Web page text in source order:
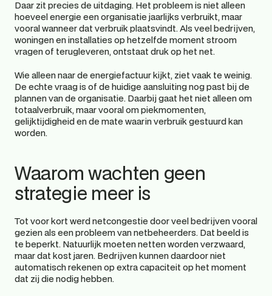
Daar zit precies de uitdaging. Het probleem is niet alleen
hoeveel energie een organisatie jaarlijks verbruikt, maar
vooral wanneer dat verbruik plaatsvindt. Als veel bedrijven,
woningen en installaties op hetzelfde moment stroom
vragen of terugleveren, ontstaat druk op het net.
Wie alleen naar de energiefactuur kijkt, ziet vaak te weinig.
De echte vraag is of de huidige aansluiting nog past bij de
plannen van de organisatie. Daarbij gaat het niet alleen om
totaalverbruik, maar vooral om piekmomenten,
gelijktijdigheid en de mate waarin verbruik gestuurd kan
worden.
Waarom wachten geen
strategie meer is
Tot voor kort werd netcongestie door veel bedrijven vooral
gezien als een probleem van netbeheerders. Dat beeld is
te beperkt. Natuurlijk moeten netten worden verzwaard,
maar dat kost jaren. Bedrijven kunnen daardoor niet
automatisch rekenen op extra capaciteit op het moment
dat zij die nodig hebben.